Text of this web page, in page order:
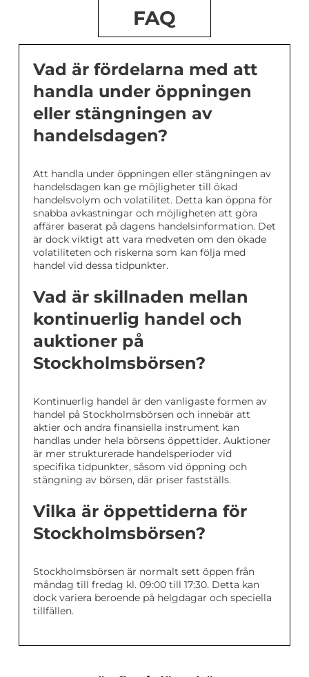
FAQ
Vad är fördelarna med att
handla under öppningen
eller stängningen av
handelsdagen?
Att handla under öppningen eller stängningen av
handelsdagen kan ge möjligheter till ökad
handelsvolym och volatilitet. Detta kan öppna för
snabba avkastningar och möjligheten att göra
affärer baserat på dagens handelsinformation. Det
är dock viktigt att vara medveten om den ökade
volatiliteten och riskerna som kan följa med
handel vid dessa tidpunkter.
Vad är skillnaden mellan
kontinuerlig handel och
auktioner på
Stockholmsbörsen?
Kontinuerlig handel är den vanligaste formen av
handel på Stockholmsbörsen och innebär att
aktier och andra finansiella instrument kan
handlas under hela börsens öppettider. Auktioner
är mer strukturerade handelsperioder vid
specifika tidpunkter, såsom vid öppning och
stängning av börsen, där priser fastställs.
Vilka är öppettiderna för
Stockholmsbörsen?
Stockholmsbörsen är normalt sett öppen från
måndag till fredag kl. 09:00 till 17:30. Detta kan
dock variera beroende på helgdagar och speciella
tillfällen.